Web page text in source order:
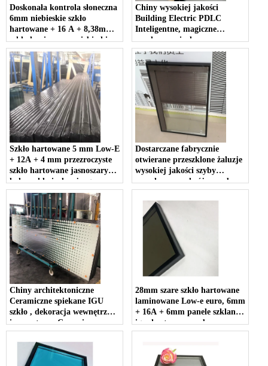
Doskonała kontrola słoneczna
6mm niebieskie szkło
hartowane + 16 A + 8,38mm
szkło laminowane niebieskie
hartowane szkło izolacyjne
zmniejsza ciepło w celu
oszczędzania energii
Chiny wysokiej jakości
Building Electric PDLC
Inteligentne, magiczne
przełączane izolowane
prywatność inteligentni
dostawcy szyb izolacyjnych
Szkło hartowane 5 mm Low-E
+ 12A + 4 mm przezroczyste
szkło hartowane jasnoszary
kolor szkła izolacyjnego
niestandardowy rozmiar
cięcia wysoka
przepuszczalność światła dla
energooszczędnych budynków
Dostarczane fabrycznie
otwierane przeszklone żaluzje
wysokiej jakości szyby
zespolone z podwójną szybą z
automatyczną przesłoną
Chiny architektoniczne
Ceramiczne spiekane IGU
szkło , dekoracja wewnętrzna
i zewnętrzna Ceramiczne
spiekane szkło malowane,
dostawcy izolacyjnego z
sitodrukiem szkła
28mm szare szkło hartowane
laminowane Low-e euro, 6mm
+ 16A + 6mm panele szklane
igu, hartowane szyby
zespolone szkło używane